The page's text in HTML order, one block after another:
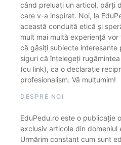
când preluați un articol, părți
care v-a inspirat. Noi, la
această conduită etică și
mult mai multă experiență
că găsiți subiecte interesante
siguri că înțelegeți
(cu link), ca o declarație
profesionalism. Vă mulțumim!
DESPRE NOI
EduPedu.ro este o publicație
exclusiv articole din domeniul
Urmărim constant cum sunt